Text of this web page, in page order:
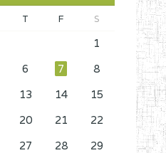
T F S
1
6 7
8
13 14
15
20 21
22
27 28
29